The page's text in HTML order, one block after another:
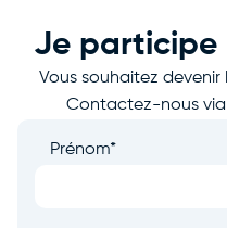
Je participe
Vous souhaitez
Contactez-nous via
Prénom*